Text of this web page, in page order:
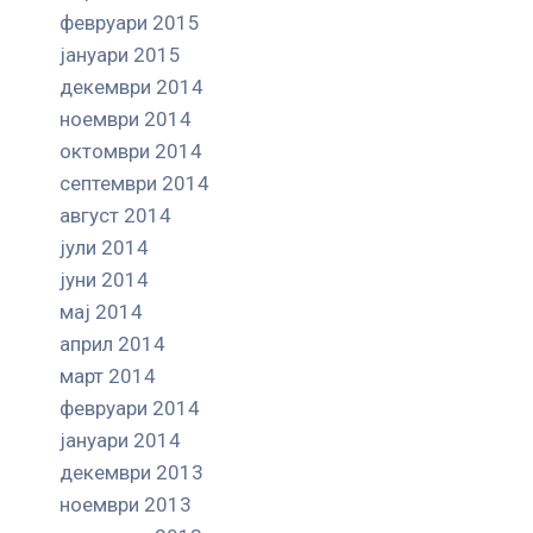
февруари 2015
јануари 2015
декември 2014
ноември 2014
октомври 2014
септември 2014
август 2014
јули 2014
јуни 2014
мај 2014
април 2014
март 2014
февруари 2014
јануари 2014
декември 2013
ноември 2013